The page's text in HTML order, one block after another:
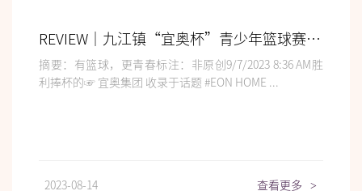
REVIEW｜九江镇“宜奥杯”青少年篮球赛圆满收官，用体育点亮华美乡镇蓝
摘要：有篮球，更青春标注：非原创9/7/2023 8:36 AM胜
利捧杯的☞ 宜奥集团 收录于话题 #EON HOME ...
2023-08-14 查看更多 >